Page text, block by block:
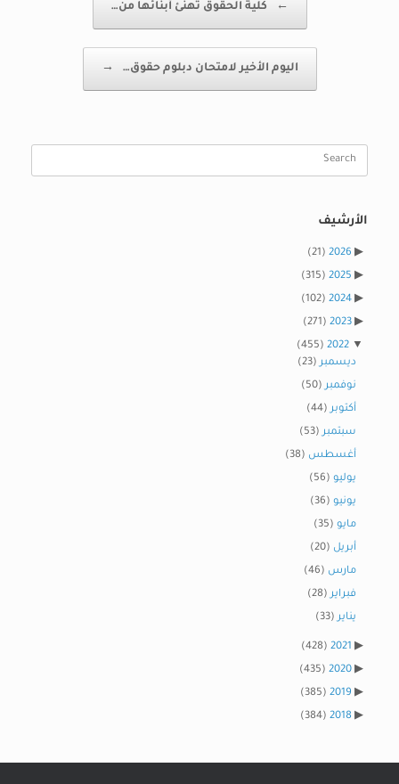
← كلية الحقوق تهنئ أبنائها من…
اليوم الأخير لامتحان دبلوم حقوق… →
Search
الأرشيف
2026
(21)
2025
(315)
2024
(102)
2023
(271)
2022
(455)
ديسمبر(23)
نوفمبر(50)
أكتوبر(44)
سبتمبر(53)
أغسطس (38)
يوليو (56)
يونيو (36)
مايو (35)
أبريل (20)
مارس (46)
فبراير(28)
يناير(33)
2021
(428)
2020
(435)
2019
(385)
2018
(384)